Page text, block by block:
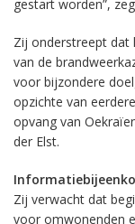
gestart worden”,
Zij onderstreept dat
van de
voor bijzondere
opzichte van
opvang van
der Elst.
Zij verwacht dat
voor omwonenden